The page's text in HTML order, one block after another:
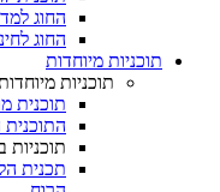
החוג
החוג
תוכניות מיוחדות
תוכניות
תוכנית
תוכניות
תכנית